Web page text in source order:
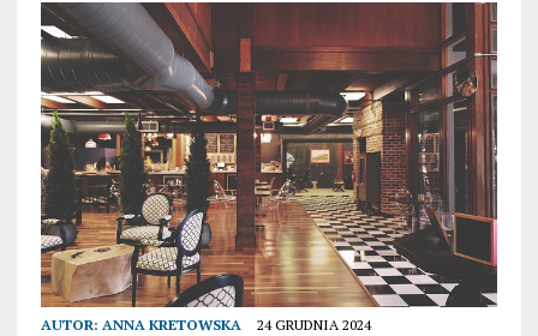
AUTOR: ANNA KRETOWSKA 24 GRUDNIA 2024